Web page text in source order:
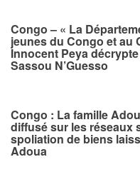
Congo – « La
jeunes du Congo et au
Innocent Peya
Sassou N’Guesso
Congo : La famille
diffusé sur les réseaux
spoliation de biens
Adoua